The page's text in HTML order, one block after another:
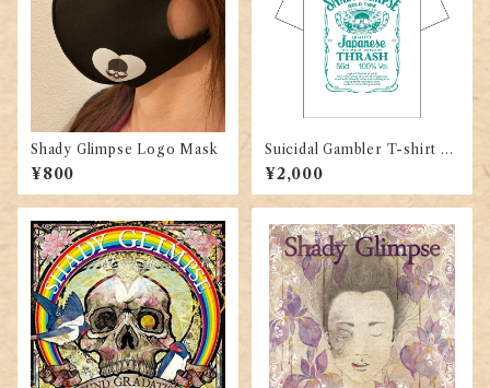
Shady Glimpse Logo Mask
¥800
Suicidal Gambler T-shirt W
hite x Turquoise
¥2,000